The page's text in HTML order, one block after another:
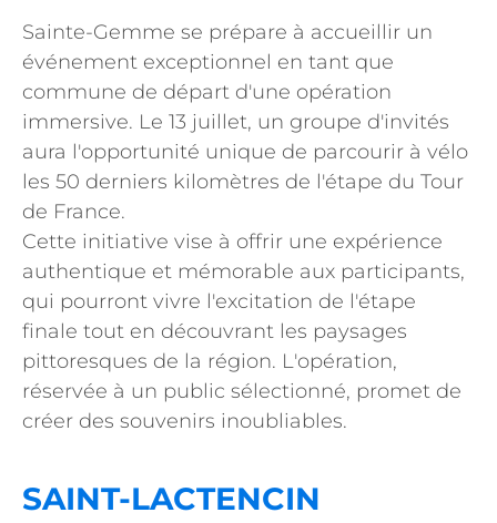
Sainte-Gemme se prépare à accueillir un
événement exceptionnel en tant que
commune de départ d'une opération
immersive. Le 13 juillet, un groupe d'invités
aura l'opportunité unique de parcourir à vélo
les 50 derniers kilomètres de l'étape du Tour
de France.
Cette initiative vise à offrir une expérience
authentique et mémorable aux participants,
qui pourront vivre l'excitation de l'étape
finale tout en découvrant les paysages
pittoresques de la région. L'opération,
réservée à un public sélectionné, promet de
créer des souvenirs inoubliables.
SAINT-LACTENCIN